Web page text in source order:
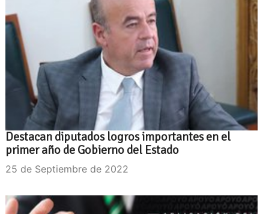
Destacan diputados logros importantes en el
primer año de Gobierno del Estado
25 de Septiembre de 2022